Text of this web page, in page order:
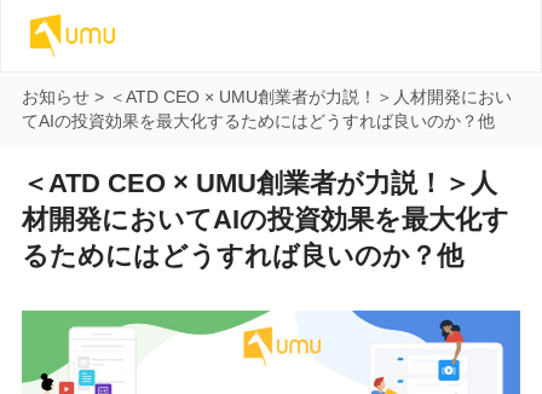
お知らせ> ＜ATD CEO × UMU創業者が力説！＞人材開発におい
てAIの投資効果を最大化するためにはどうすれば良いのか？他
＜ATD CEO × UMU創業者が力説！＞人
材開発においてAIの投資効果を最大化す
るためにはどうすれば良いのか？他